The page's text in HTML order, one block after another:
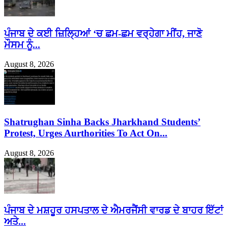
ਪੰਜਾਬ ਦੇ ਕਈ ਜ਼ਿਲ੍ਹਿਆਂ ‘ਚ ਛਮ-ਛਮ ਵਰ੍ਹੇਗਾ ਮੀਂਹ, ਜਾਣੋ
ਮੌਸਮ ਨੂੰ...
August 8, 2026
Shatrughan Sinha Backs Jharkhand Students’
Protest, Urges Aurthorities To Act On...
August 8, 2026
ਪੰਜਾਬ ਦੇ ਮਸ਼ਹੂਰ ਹਸਪਤਾਲ ਦੇ ਐਮਰਜੈਂਸੀ ਵਾਰਡ ਦੇ ਬਾਹਰ ਇੱਟਾਂ
ਅਤੇ...